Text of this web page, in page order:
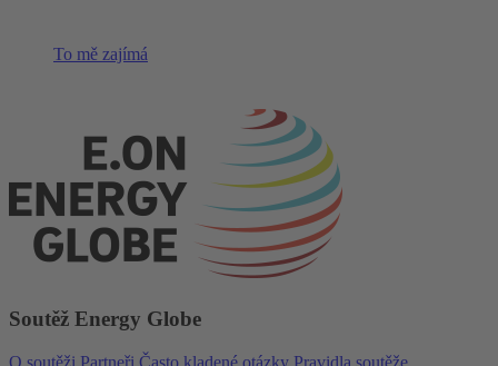
To mě zajímá
Soutěž Energy Globe